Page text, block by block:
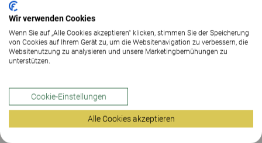
GESUNDHEITSEINRICHTUNGEN
Wir verwenden Cookies
Wenn Sie auf „Alle Cookies akzeptieren“ klicken, stimmen Sie der Speicherung
von Cookies auf Ihrem Gerät zu, um die Websitenavigation zu verbessern, die
Websitenutzung zu analysieren und unsere Marketingbemühungen zu
unterstützen.
Cookie-Einstellungen
Alle Cookies akzeptieren